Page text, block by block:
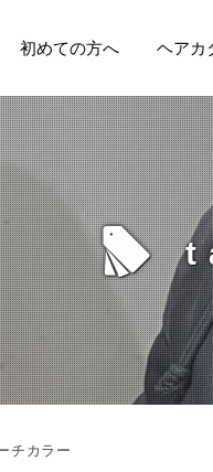
初めての方へ ヘアカ
l
チカラー